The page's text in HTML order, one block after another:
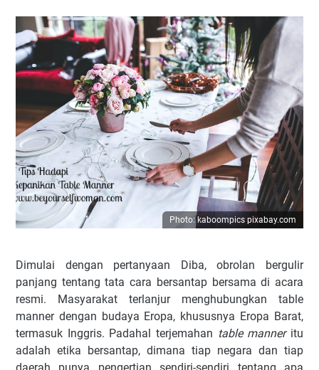
Photo: kaboompics pixabay.com
Dimulai dengan pertanyaan Diba, obrolan bergulir
panjang tentang tata cara bersantap bersama di acara
resmi. Masyarakat terlanjur menghubungkan table
manner dengan budaya Eropa, khususnya Eropa Barat,
termasuk Inggris. Padahal terjemahan table manneritu
adalah etika bersantap, dimana tiap negara dan tiap